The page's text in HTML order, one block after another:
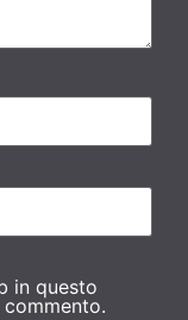
in questo